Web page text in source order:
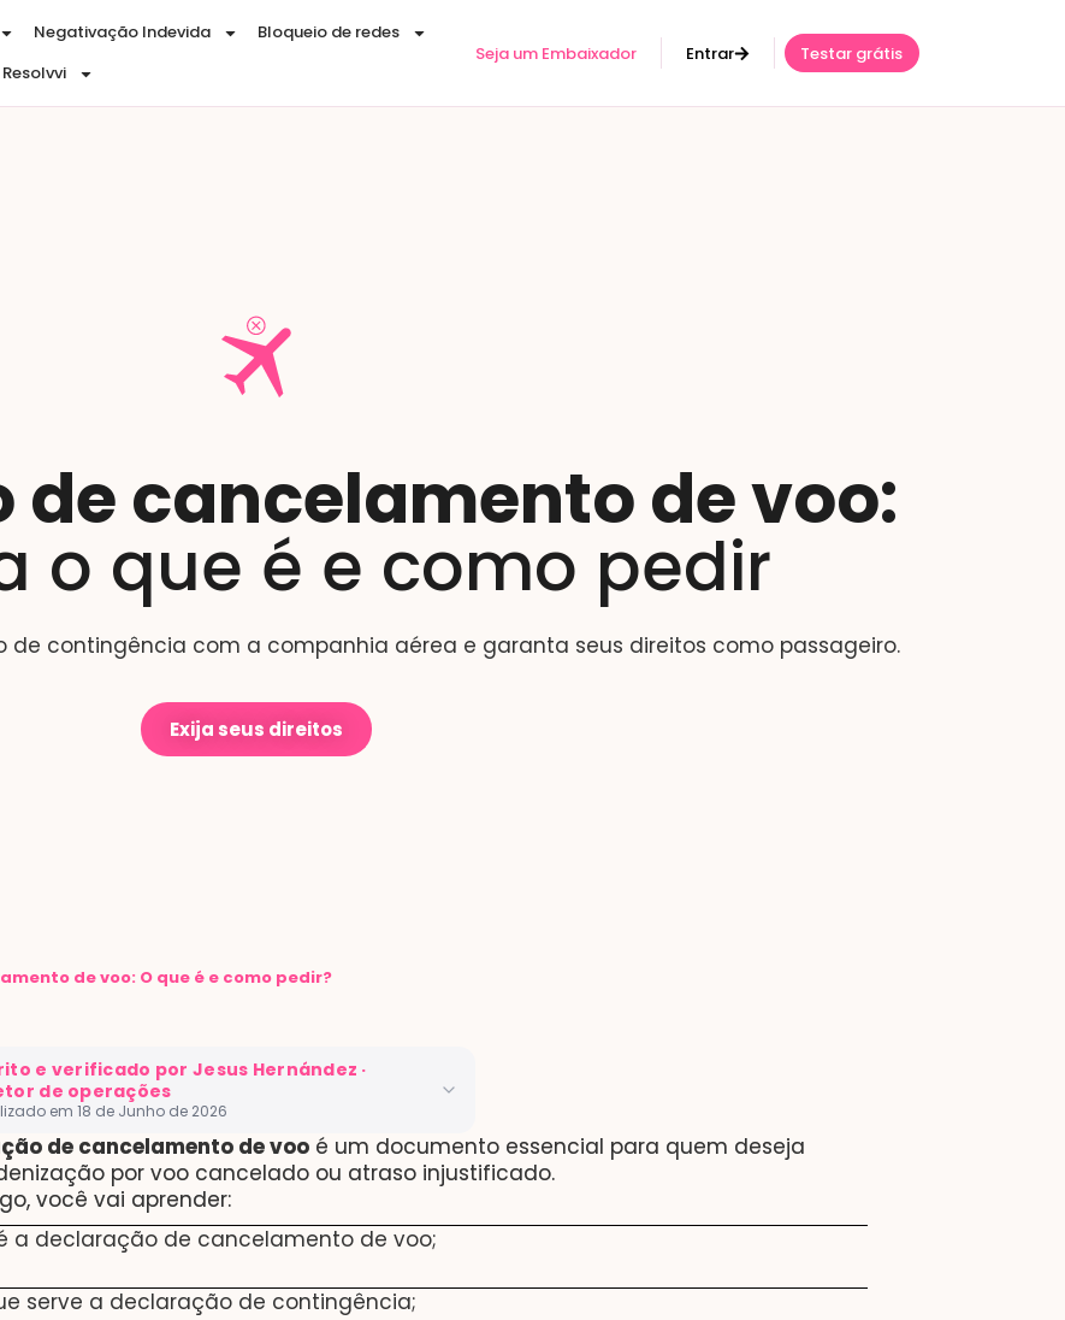
Negativação Indevida
Bloqueio de redes
Resolvvi
Seja um Embaixador Entrar Testar grátis
de cancelamento de voo:
o que é e como pedir
contingência com a companhia aérea e garanta seus direitos como passageiro.
Exija seus direitos
de voo: O que é e como pedir?
e verificado por Jesus Hernández ·
de operações
em 18 de Junho de 2026
com mais de 10 anos de experiência em direitos do
Formado em Direito pela UNIFOR com extensão
pela Universitat de Barcelona. Atua desde 2017 como
Chief Operating Officer da Resolvvi, plataforma que
o acesso à justiça para milhares de brasileiros.
Ver perfil no Jusbrasil
de cancelamento de voo é um documento essencial para quem deseja
por voo cancelado ou atraso injustificado.
você vai aprender:
a declaração de cancelamento de voo;
serve a declaração de contingência;